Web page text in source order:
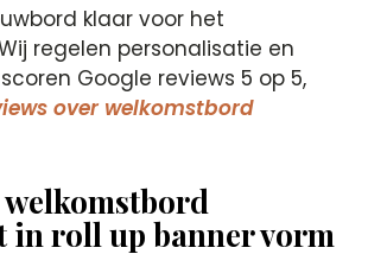
klaar voor het
regelen personalisatie en
Google reviews 5 op 5,
over welkomstbord
welkomstbord
in roll up banner vorm